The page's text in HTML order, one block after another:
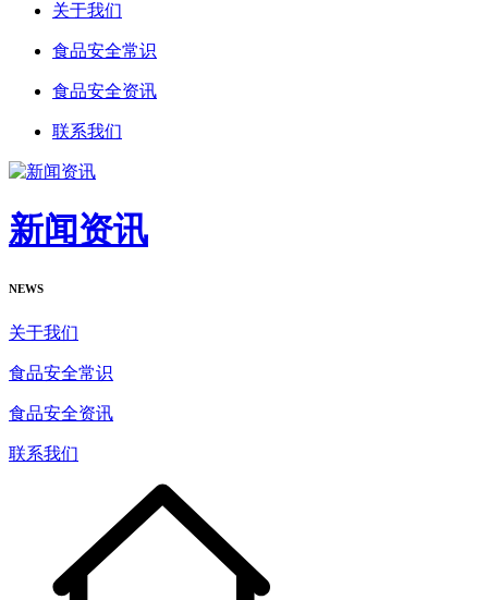
关于我们
食品安全常识
食品安全资讯
联系我们
新闻资讯
NEWS
关于我们
食品安全常识
食品安全资讯
联系我们